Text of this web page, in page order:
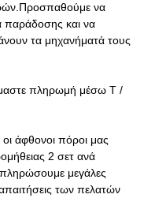
να
παράδοσης και να
τα μηχανήματά τους
πληρωμή μέσω T /
άφθονοι πόροι μας
2 σετ ανά
μεγάλες
των πελατών